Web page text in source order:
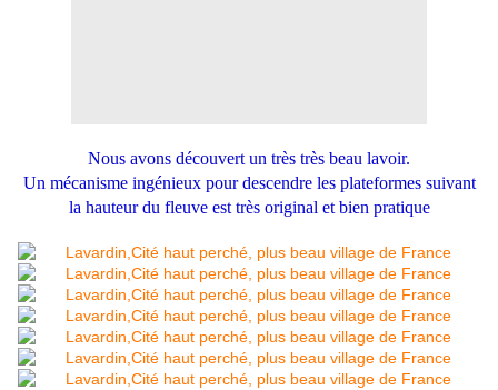
Nous avons découvert un très très beau lavoir.
Un mécanisme ingénieux pour descendre les plateformes suivant
la hauteur du fleuve est très original et bien pratique